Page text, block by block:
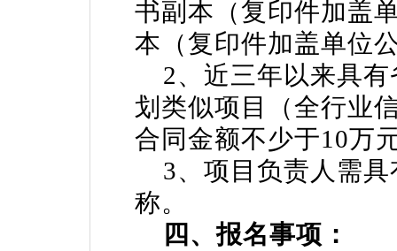
书副本（复印件加盖
本（复印件加盖单位
2、近三年以来具有
划类似项目（全行业
合同金额不少于10万
3、项目负责人需具
称。
四、报名事项：